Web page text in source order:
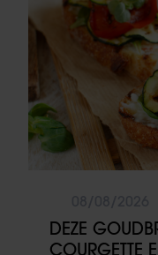
DEZE
COURGETTE